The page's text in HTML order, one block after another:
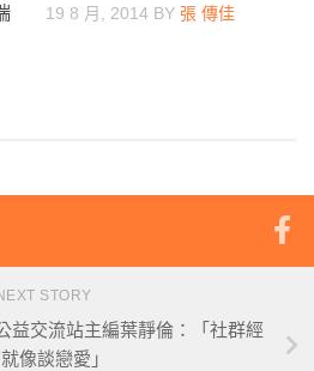
19 8 月, 2014 BY 張 傳佳
STORY
益交流站主編葉靜倫：「社群經
像談戀愛」